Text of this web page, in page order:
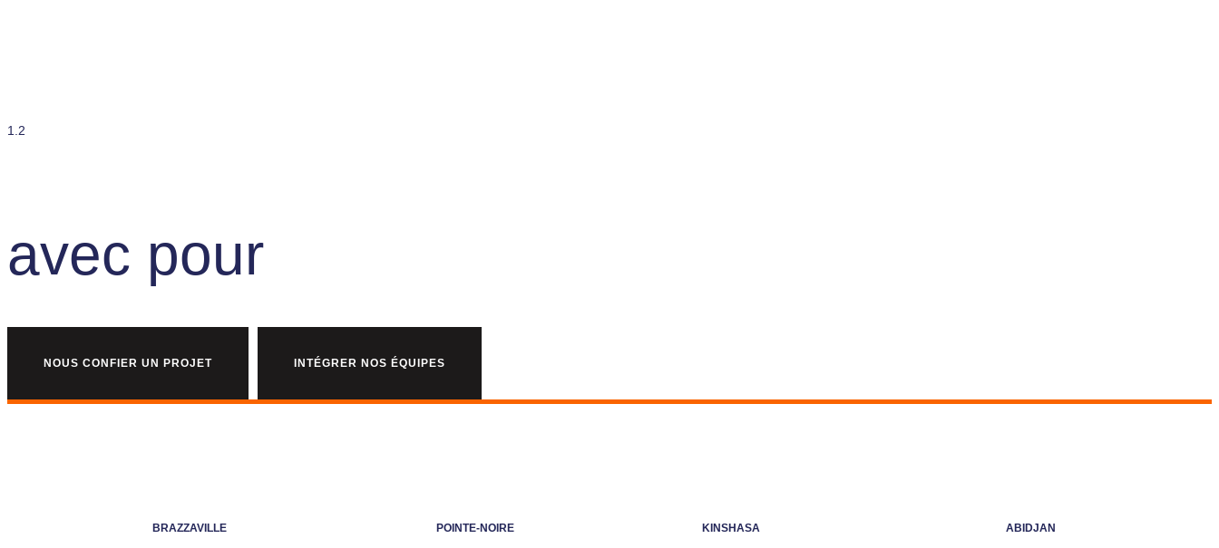
avec pour
NOUS CONFIER UN PROJET INTÉGRER NOS ÉQUIPES
BRAZZAVILLE POINTE-NOIRE KINSHASA ABIDJAN